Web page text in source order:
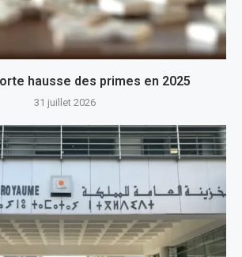
hausse des primes en 2025
31 juillet 2026